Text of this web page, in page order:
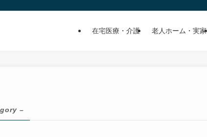
在宅医療・介護 老人ホーム・実家
–